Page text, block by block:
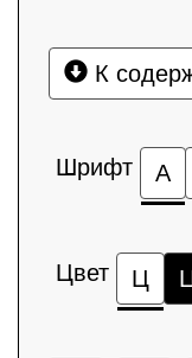
К
Шрифт А
Цвет Ц